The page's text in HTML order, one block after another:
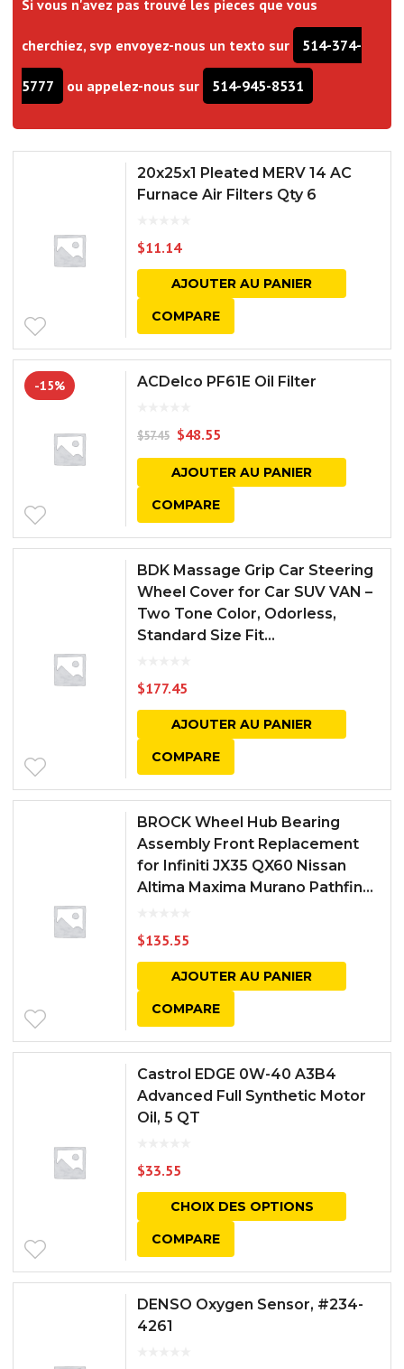
Si vous n'avez pas trouvé les pieces que vous
cherchiez, svp envoyez-nous un texto sur 514-374-
5777 ou appelez-nous sur 514-945-8531
20x25x1 Pleated MERV 14 AC
Furnace Air Filters Qty 6
$11.14
AJOUTER AU PANIER
COMPARE
-15% ACDelco PF61E Oil Filter
$57.45 $48.55
AJOUTER AU PANIER
COMPARE
BDK Massage Grip Car Steering
Wheel Cover for Car SUV VAN –
Two Tone Color, Odorless,
Standard Size Fit...
$177.45
AJOUTER AU PANIER
COMPARE
BROCK Wheel Hub Bearing
Assembly Front Replacement
for Infiniti JX35 QX60 Nissan
Altima Maxima Murano Pathfin...
$135.55
AJOUTER AU PANIER
COMPARE
Castrol EDGE 0W-40 A3B4
Advanced Full Synthetic Motor
Oil, 5 QT
$33.55
CHOIX DES OPTIONS
COMPARE
DENSO Oxygen Sensor, #234-
4261